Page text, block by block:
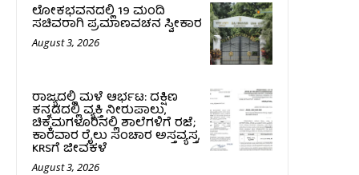
ಲೋಕಭವನದಲ್ಲಿ 19 ಮಂದಿ
ಸಚಿವರಾಗಿ ಪ್ರಮಾಣವಚನ ಸ್ವೀಕಾರ
August 3, 2026
ರಾಜ್ಯದಲ್ಲಿ ಮಳೆ ಆರ್ಭಟ: ದಕ್ಷಿಣ
ಕನ್ನಡದಲ್ಲಿ ವ್ಯಕ್ತಿ ನೀರುಪಾಲು,
ಚಿಕ್ಕಮಗಳೂರಿನಲ್ಲಿ ಶಾಲೆಗಳಿಗೆ ರಜೆ;
ಕಾರವಾರ ರೈಲು ಸಂಚಾರ ಅಸ್ತವ್ಯಸ್ತ,
KRSಗೆ ಜೀವಕಳೆ
August 3, 2026